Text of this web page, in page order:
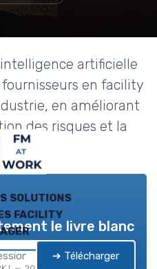
artificielle
en facility
en améliorant
des risques et la
solutions
facility
le livre blanc
➔ Télécharger